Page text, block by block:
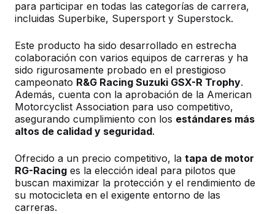
para participar en todas las categorías de carrera,
incluidas Superbike, Supersport y Superstock.
Este producto ha sido desarrollado en estrecha
colaboración con varios equipos de carreras y ha
sido rigurosamente probado en el prestigioso
campeonato R&G Racing Suzuki GSX-R Trophy.
Además, cuenta con la aprobación de la American
Motorcyclist Association para uso competitivo,
asegurando cumplimiento con los estándares más
altos de calidad y seguridad.
Ofrecido a un precio competitivo, la tapa de motor
RG-Racing es la elección ideal para pilotos que
buscan maximizar la protección y el rendimiento de
su motocicleta en el exigente entorno de las
carreras.